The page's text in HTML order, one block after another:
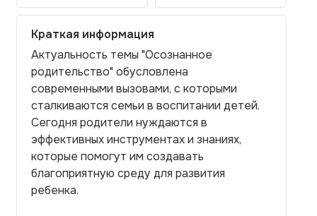
Краткая информация
Актуальность темы "Осознанное
родительство" обусловлена
современными вызовами, с которыми
сталкиваются семьи в воспитании детей.
Сегодня родители нуждаются в
эффективных инструментах и знаниях,
которые помогут им создавать
благоприятную среду для развития
ребенка.